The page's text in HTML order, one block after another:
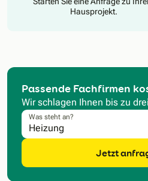
Hausprojekt.
Passende Fachfirmen
Wir schlagen Ihnen bis zu
Was steht an?
Jetzt